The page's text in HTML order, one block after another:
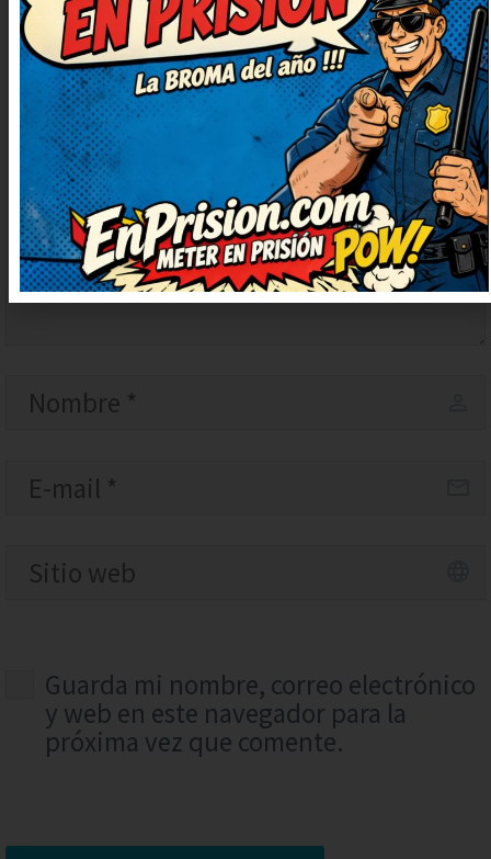
Guarda mi nombre, correo electrónico
y web en este navegador para la
próxima vez que comente.